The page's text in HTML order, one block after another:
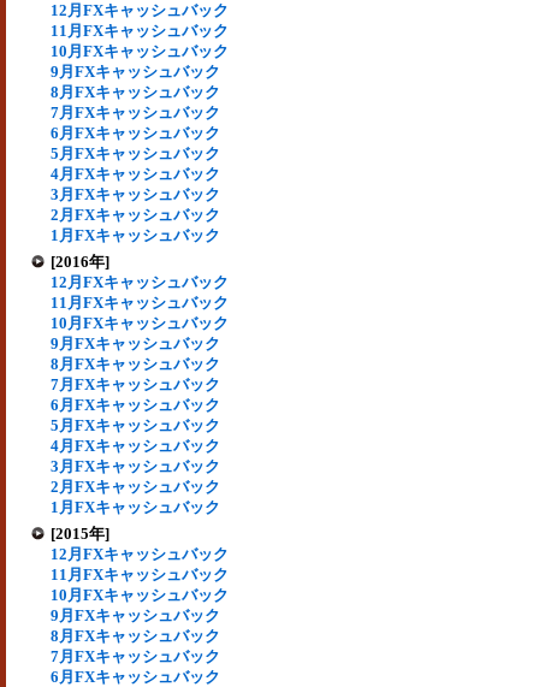
12月FXキャッシュバック
11月FXキャッシュバック
10月FXキャッシュバック
9月FXキャッシュバック
8月FXキャッシュバック
7月FXキャッシュバック
6月FXキャッシュバック
5月FXキャッシュバック
4月FXキャッシュバック
3月FXキャッシュバック
2月FXキャッシュバック
1月FXキャッシュバック
[2016年]
12月FXキャッシュバック
11月FXキャッシュバック
10月FXキャッシュバック
9月FXキャッシュバック
8月FXキャッシュバック
7月FXキャッシュバック
6月FXキャッシュバック
5月FXキャッシュバック
4月FXキャッシュバック
3月FXキャッシュバック
2月FXキャッシュバック
1月FXキャッシュバック
[2015年]
12月FXキャッシュバック
11月FXキャッシュバック
10月FXキャッシュバック
9月FXキャッシュバック
8月FXキャッシュバック
7月FXキャッシュバック
6月FXキャッシュバック